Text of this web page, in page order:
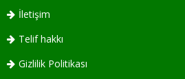
İletişim
Telif hakkı
Gizlilik Politikası